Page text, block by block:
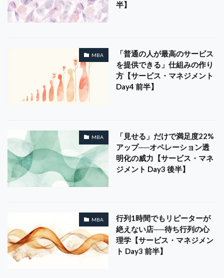
半】
MBA
「普通の人が最高のサービス
を提供できる」仕組みの作り
方【サービス・マネジメント
Day4 前半】
MBA
「見せる」だけで満足度22%
アップ──オペレーション透
明化の威力【サービス・マネ
ジメント Day3 後半】
MBA
行列1時間でもリピーターが
絶えない店──待ち行列の心
理学【サービス・マネジメン
ト Day3 前半】